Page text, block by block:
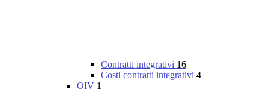
Contratti integrativi 16
Costi contratti integrativi 4
OIV 1